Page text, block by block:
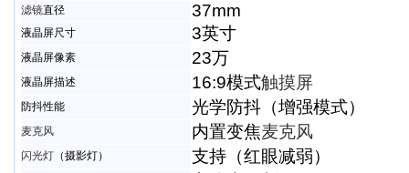
滤镜直径 37mm
液晶屏尺寸 3英寸
液晶屏像素 23万
液晶屏描述 16:9模式触摸屏
防抖性能 光学防抖（增强模式）
麦克风 内置变焦麦克风
闪光灯 （摄影灯） 支持（红眼减弱）